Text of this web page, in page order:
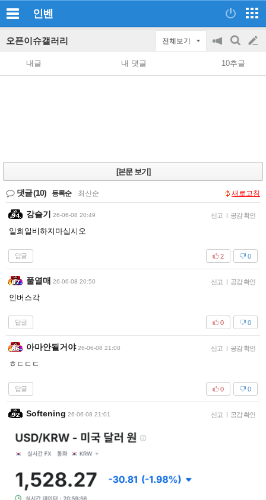
인벤
오픈이슈갤러리 전체보기
공
지
on/off
검
색
글
쓰
내글 내 댓글 10추글
[본문 보기]
댓글(10) 등록순 최신순 새로고침
강슬기 26-06-08 20:49 신고 | 공감 확인
일희일비하지마십시오
답글 0
2
풀열매 26-06-08 20:50 신고 | 공감 확인
인버스각
답글 0
0
아마안될거야 26-06-08 21:00 신고 | 공감 확인
ㅎㄷㄷㄷ
답글 0
0
Softening 26-06-08 21:01 신고 | 공감 확인